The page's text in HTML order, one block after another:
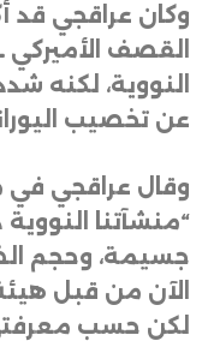
وكان عراقجي قد
القصف الأميركي
النووية، لكنه
عن تخصيب
وقال عراقجي في
“منشآتنا
جسيمة، وحجم
الآن من قبل هيئة
لكن حسب